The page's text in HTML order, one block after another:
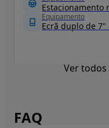
Estacionamento
Equipamento
Ecrã duplo de 7"
Ver
FAQ